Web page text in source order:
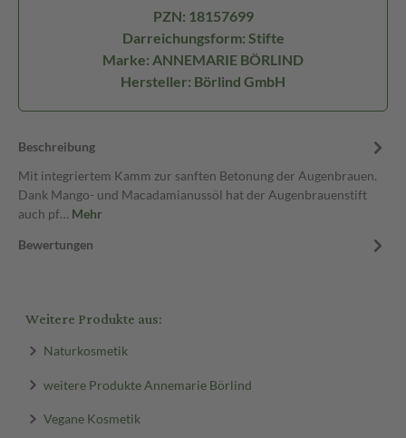
PZN: 18157699
Darreichungsform: Stifte
Marke: ANNEMARIE BÖRLIND
Hersteller: Börlind GmbH
Beschreibung
Mit integriertem Kamm zur sanften Betonung der Augenbrauen.
Dank Mango- und Macadamianussöl hat der Augenbrauenstift
auch pf… Mehr
Bewertungen
Weitere Produkte aus:
Naturkosmetik
weitere Produkte Annemarie Börlind
Vegane Kosmetik